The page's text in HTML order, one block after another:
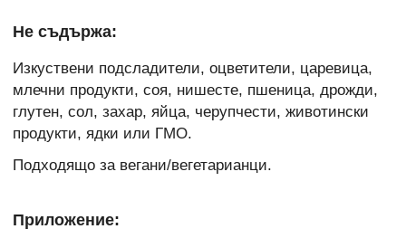
Не съдържа:
Изкуствени подсладители, оцветители, царевица,
млечни продукти, соя, нишесте, пшеница, дрожди,
глутен, сол, захар, яйца, черупчести, животински
продукти, ядки или ГМО.
Подходящо за вегани/вегетарианци.
Приложение: